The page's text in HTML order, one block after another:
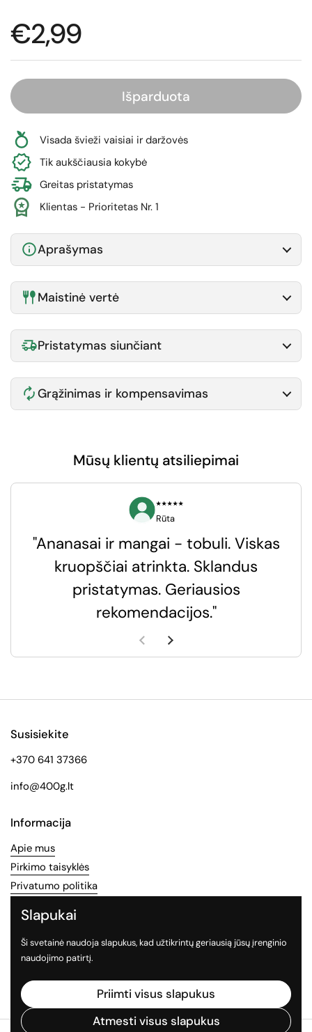
Normali kaina
€2,99
Išparduota
Visada švieži vaisiai ir daržovės
Tik aukščiausia kokybė
Greitas pristatymas
Klientas - Prioritetas Nr. 1
Aprašymas
Maistinė vertė
Pristatymas siunčiant
Grąžinimas ir kompensavimas
Mūsų klientų atsiliepimai
⭑⭑⭑⭑⭑
Rūta
"Ananasai ir mangai - tobuli. Viskas
kruopščiai atrinkta. Sklandus
pristatymas. Geriausios
rekomendacijos."
Ankstesnė skaidrė
Kita skaidrė
Susisiekite
+370 641 37366
info@400g.lt
Informacija
Apie mus
Pirkimo taisyklės
Privatumo politika
Socialinės medijos
Sekite mus socialiniuose tinkluose
Facebook
Slapukai
Ši svetainė naudoja slapukus, kad užtikrintų geriausią jūsų įrenginio
naudojimo patirtį.
Priimti visus slapukus
Atmesti visus slapukus